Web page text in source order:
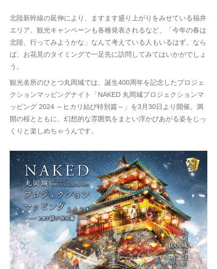
北陸新幹線の延伸により、ますます盛り上がりをみせている福井
エリア。観光キャンペーンも各種発表されるなど、「今年の春は
北陸、行ってみようかな」なんて考えている人もいるはず。なら
ば、お花見のタイミングで一足先に訪問してみてはいかがでしょ
う。
観光名所のひとつ丸岡城では、誕生400周年を記念したプロジェ
クションマッピングナイト「NAKED 丸岡城プロジェクションマ
ッピング 2024 ～ヒカリ結び特別篇～」を3月30日より開催。満
開の桜とともに、幻想的な雰囲気をまとい浮かびあがる姿をじっ
くりと楽しめちゃうんです。